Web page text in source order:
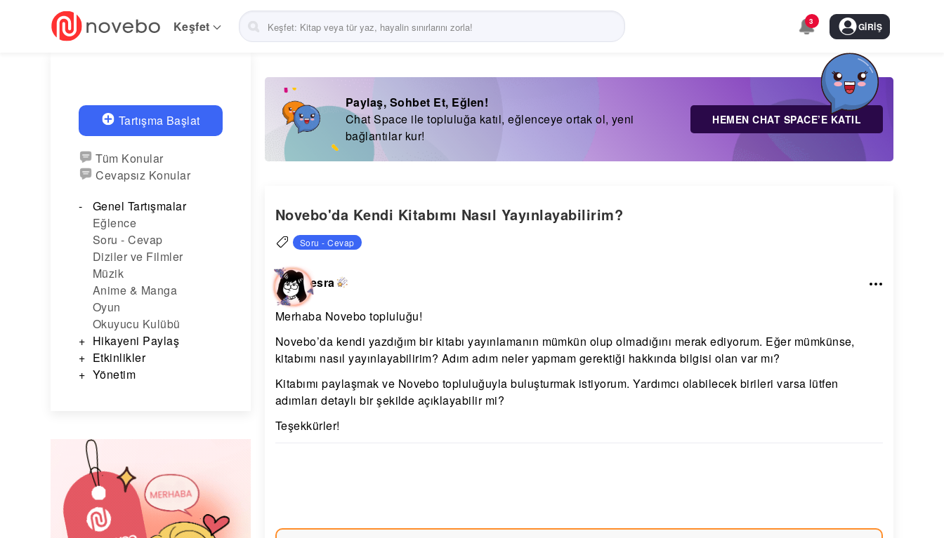
Keşfet 3 GIRIŞ
Paylaş, Sohbet Et, Eğlen!
Chat Space ile topluluğa katıl, eğlenceye ortak ol, yeni
bağlantılar kur!
HEMEN CHAT SPACE’E KATIL
Novebo'da Kendi Kitabımı Nasıl Yayınlayabilirim?
Soru - Cevap
esra
Merhaba Novebo topluluğu!
Novebo’da kendi yazdığım bir kitabı yayınlamanın mümkün olup olmadığını merak ediyorum. Eğer mümkünse,
kitabımı nasıl yayınlayabilirim? Adım adım neler yapmam gerektiği hakkında bilgisi olan var mı?
Kitabımı paylaşmak ve Novebo topluluğuyla buluşturmak istiyorum. Yardımcı olabilecek birileri varsa lütfen
adımları detaylı bir şekilde açıklayabilir mi?
Teşekkürler!
Tartışma Başlat
Tüm Konular
Cevapsız Konular
Genel Tartışmalar
Eğlence
Soru - Cevap
Diziler ve Filmler
Müzik
Anime & Manga
Oyun
Okuyucu Kulübü
Hikayeni Paylaş
Etkinlikler
Yönetim